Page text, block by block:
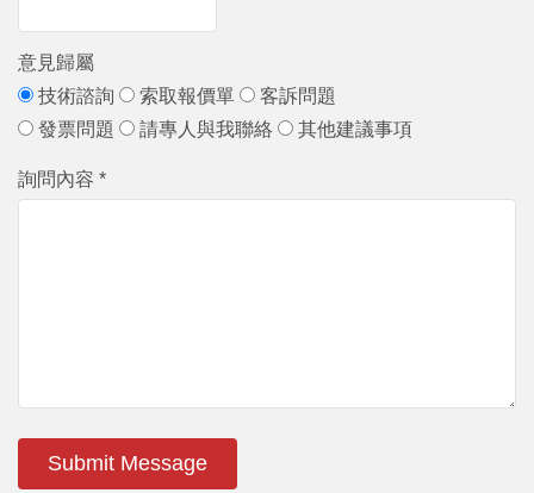
意見歸屬
技術諮詢
索取報價單
客訴問題
發票問題
請專人與我聯絡 其他建議事項
詢問內容 *
Submit Message